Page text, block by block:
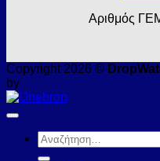
Αριθμός
Copyright 2026 ©
by
Αναζήτηση
για: